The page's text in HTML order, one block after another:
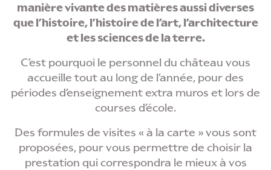
manière vivante des matières aussi diverses
que l’histoire, l’histoire de l’art, l’architecture
et les sciences de la terre.
C’est pourquoi le personnel du château vous
accueille tout au long de l’année, pour des
périodes d’enseignement extra muros et lors de
courses d’école.
Des formules de visites « à la carte » vous sont
proposées, pour vous permettre de choisir la
prestation qui correspondra le mieux à vos